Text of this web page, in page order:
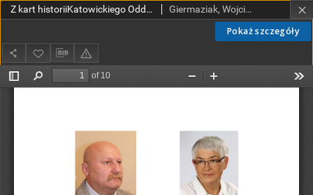
Pokaż szczegóły
Z kart historiiKatowickiego Oddziału Głównej Biblioteki Lekarskiej im. Stanisława Konopki w Warszawie Giermaziak, Wojciech; Korzon, Danuta